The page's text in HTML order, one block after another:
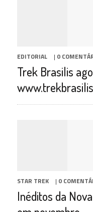
EDITORIAL | 0
Trek Brasilis
STAR TREK | 0
Inéditos da